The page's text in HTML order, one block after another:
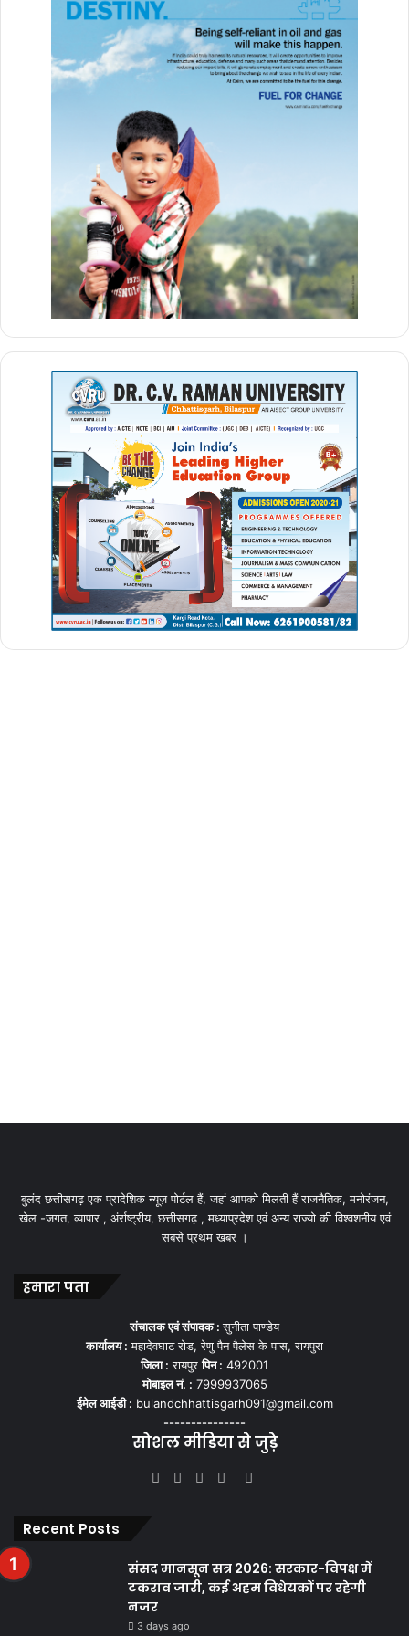
Vanshika Pandey
chhattisgarh बुलंद छत्तीसगढ़
बुलंद छत्तीसगढ़ एक प्रादेशिक न्यूज़ पोर्टल हैं, जहां आपको मिलती हैं राजनैतिक, मनोरंजन,
खेल -जगत, व्यापार , अंर्राष्ट्रीय, छत्तीसगढ़ , मध्याप्रदेश एवं अन्य राज्यो की विश्वशनीय एवं
सबसे प्रथम खबर ।
हमारा पता
संचालक एवं संपादक :सुनीता पाण्डेय
कार्यालय : महादेवघाट रोड, रेणु पैन पैलेस के पास, रायपुरा
जिला : रायपुरपिन : 492001
मोबाइल नं. : 7999937065
ईमेल आईडी : bulandchhattisgarh091@gmail.com
---------------
सोशल मीडिया से जुड़े
Facebook
TwitterYouTubeInstagram
WhatsApp
Recent Posts
संसद मानसून सत्र 2026: सरकार-विपक्ष में
टकराव जारी, कई अहम विधेयकों पर रहेगी
नजर
3 days ago